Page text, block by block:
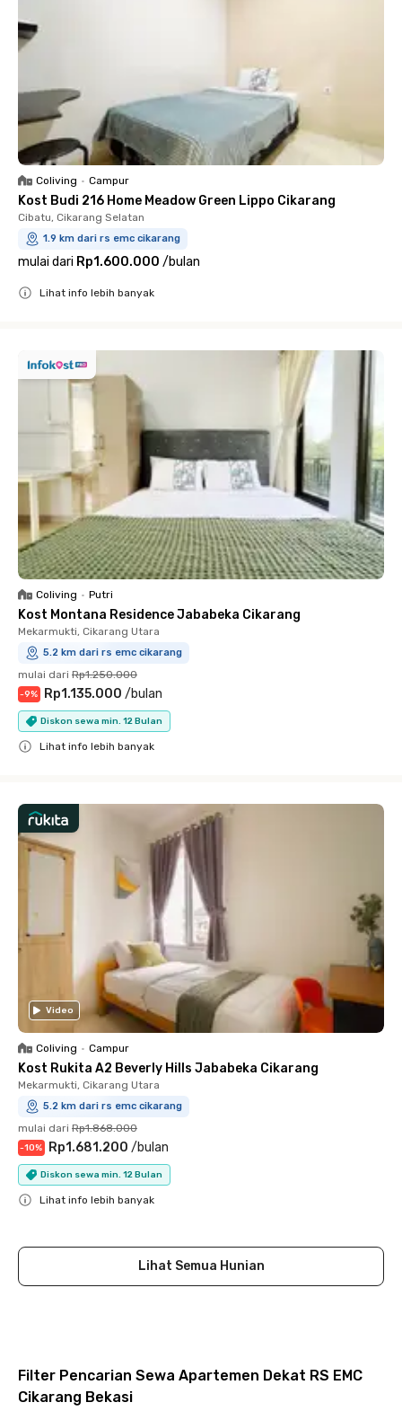
Coliving • Campur
Kost Budi 216 Home Meadow Green Lippo Cikarang
Cibatu, Cikarang Selatan
1.9 km dari rs emc cikarang
mulai dari Rp1.600.000 /bulan
Lihat info lebih banyak
Coliving • Putri
Kost Montana Residence Jababeka Cikarang
Mekarmukti, Cikarang Utara
5.2 km dari rs emc cikarang
mulai dari Rp1.250.000
-9% Rp1.135.000 /bulan
Diskon sewa min. 12 Bulan
Lihat info lebih banyak
Video
Coliving • Campur
Kost Rukita A2 Beverly Hills Jababeka Cikarang
Mekarmukti, Cikarang Utara
5.2 km dari rs emc cikarang
mulai dari Rp1.868.000
-10% Rp1.681.200 /bulan
Diskon sewa min. 12 Bulan
Lihat info lebih banyak
Lihat Semua Hunian
Filter Pencarian Sewa Apartemen Dekat RS EMC
Cikarang Bekasi